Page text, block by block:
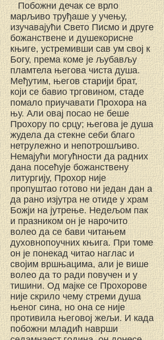
Побожни дечак се врло
марљиво труђаше у учењу,
изучавајући Свето Писмо и друге
божанствене и душекорисне
књиге, устремивши сав ум свој к
Богу, према коме је љубављу
пламтела његова чиста душа.
Међутим, његов старији брат,
који се бавио трговином, стаде
помало приучавати Прохора на
њу. Али овај посао не беше
Прохору по срцу; његова је душа
жудела да стекне себи благо
нетрулежно и непотрошљиво.
Немајући могућности да радних
дана посећује божанствену
литургију, Прохор није
пропуштао готово ни један дан а
да рано изјутра не отиде у храм
Божји на јутрење. Недељом пак
и празником он је нарочито
волео да се бави читањем
духовнопоучних књига. При томе
он је понекад читао наглас и
својим вршњацима, али је више
волео да то ради повучен и у
тишини. Од мајке се Прохорове
није скрило чему стреми душа
њеног сина, но она се није
противила његовој жељи. И када
побожни младић наврши